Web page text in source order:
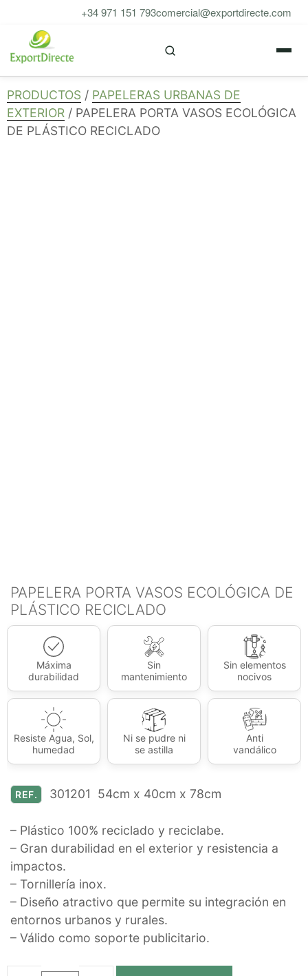
contenido
+34 971 151 793comercial@exportdirecte.com
PRODUCTOS / PAPELERAS URBANAS DE
EXTERIOR / PAPELERA PORTA VASOS ECOLÓGICA
DE PLÁSTICO RECICLADO
PAPELERA PORTA VASOS ECOLÓGICA DE
PLÁSTICO RECICLADO
Máxima
durabilidad
Sin
mantenimiento
Sin elementos
nocivos
Resiste Agua, Sol,
humedad
Ni se pudre ni
se astilla
Anti
vandálico
REF. 301201 54cm x 40cm x 78cm
– Plástico 100% reciclado y reciclabe.
– Gran durabilidad en el exterior y resistencia a
impactos.
– Tornillería inox.
– Diseño atractivo que permite su integración en
entornos urbanos y rurales.
– Válido como soporte publicitario.